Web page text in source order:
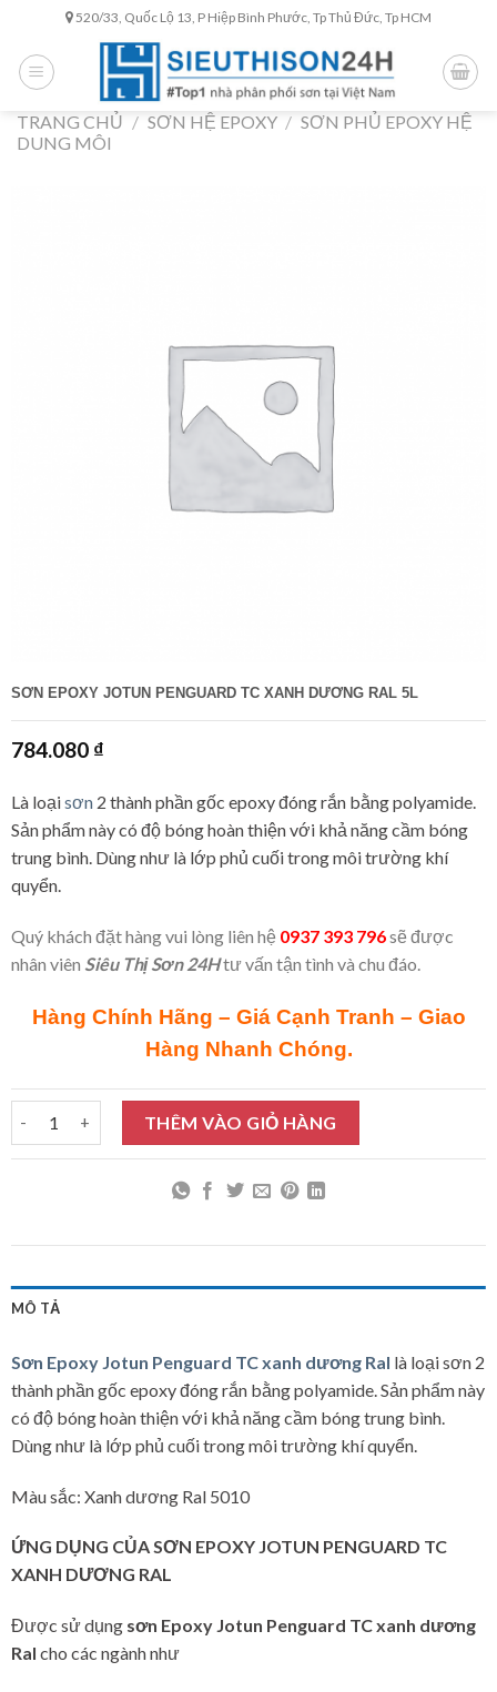
content
520/33, Quốc Lộ 13, P Hiệp Bình Phước, Tp Thủ Đức, Tp HCM
TRANG CHỦ / SƠN HỆ EPOXY / SƠN PHỦ EPOXY HỆ
DUNG MÔI
SƠN EPOXY JOTUN PENGUARD TC XANH DƯƠNG RAL 5L
784.080 ₫
Là loạisơn2 thành phần gốc epoxy đóng rắn bằng polyamide.
Sản phẩm này có độ bóng hoàn thiện với khả năng cầm bóng
trung bình. Dùng như là lớp phủ cuối trong môi trường khí
quyển.
Quý khách đặt hàng vui lòng liên hệ 0937 393 796sẽ được
nhân viên Siêu Thị Sơn 24Htư vấn tận tình và chu đáo.
Hàng Chính Hãng – Giá Cạnh Tranh – Giao
Hàng Nhanh Chóng.
Sơn Epoxy Jotun Penguard TC xanh dương Ral 5L số lượng
THÊM VÀO GIỎ HÀNG
MÔ TẢ
Sơn Epoxy Jotun Penguard TC xanh dương Ral là loại sơn 2
thành phần gốc epoxy đóng rắn bằng polyamide. Sản phẩm này
có độ bóng hoàn thiện với khả năng cầm bóng trung bình.
Dùng như là lớp phủ cuối trong môi trường khí quyển.
Màu sắc: Xanh dương Ral 5010
ỨNG DỤNG CỦA SƠN EPOXY JOTUN PENGUARD TC
XANH DƯƠNG RAL
Được sử dụng sơn Epoxy Jotun Penguard TC xanh dương
Ral cho các ngành như